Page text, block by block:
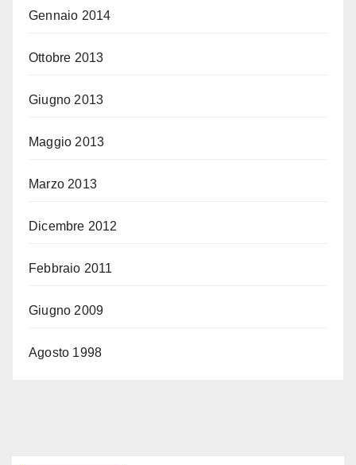
Gennaio 2014
Ottobre 2013
Giugno 2013
Maggio 2013
Marzo 2013
Dicembre 2012
Febbraio 2011
Giugno 2009
Agosto 1998